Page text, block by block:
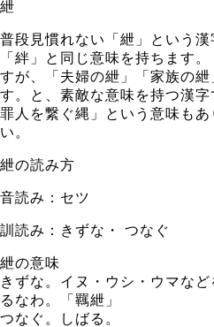
紲
普段見慣れない「紲」という漢
「絆」と同じ意味を持ちます
すが、「夫婦の紲」「家族の
す。と、素敵な意味を持つ漢
罪人を繋ぐ縄」という意味も
い。
紲の読み方
音読み：セツ
訓読み：きずな・ つなぐ
紲の意味
きずな。イヌ・ウシ・ウマな
るなわ。「羈紲」
つなぐ。しばる。